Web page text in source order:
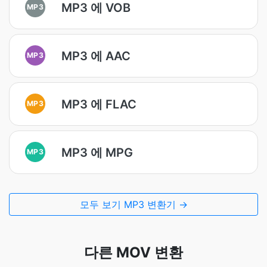
MP3 MP3 에 VOB
MP3 MP3 에 AAC
MP3 MP3 에 FLAC
MP3 MP3 에 MPG
모두 보기 MP3 변환기 →
다른 MOV 변환